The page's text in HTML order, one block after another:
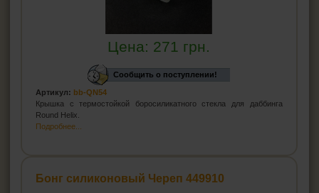
Цена: 271 грн.
Сообщить о поступлении!
Артикул: bb-QN54
Крышка с термостойкой боросиликатного стекла для даббинга
Round Helix.
Подробнее...
Бонг силиконовый Череп 449910